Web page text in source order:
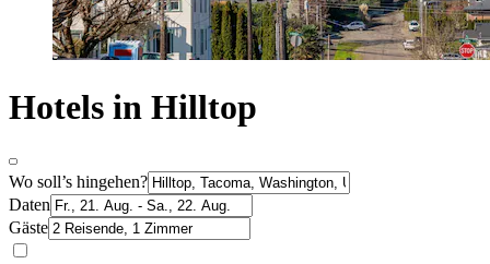
Hotels in Hilltop
Wo soll’s hingehen?
Daten
Gäste